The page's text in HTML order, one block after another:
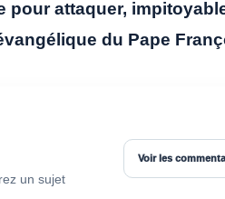
pour attaquer,
du Pape
un sujet
Voir les